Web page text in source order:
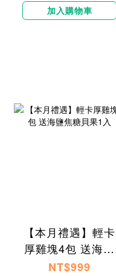
加入購物車
【本月禮遇】輕卡
厚雞塊4包 送海鹽
焦糖貝果1入
NT$999